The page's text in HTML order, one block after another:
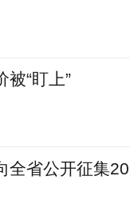
“盯上”
全省公开征集